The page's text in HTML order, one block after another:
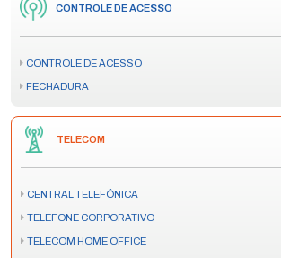
CONTROLE DE ACESSO
CONTROLE DE ACESSO
FECHADURA
TELECOM
CENTRAL TELEFÔNICA
TELEFONE CORPORATIVO
TELECOM HOME OFFICE